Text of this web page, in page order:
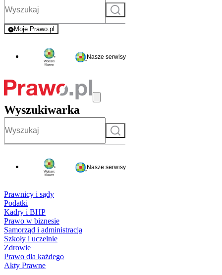
Szukaj
Moje Prawo.pl
- rejestracja i logowanie do serwisu
Nasze serwisy
Wyszukiwarka
Szukaj
Nasze serwisy
Prawnicy i sądy
Podatki
Kadry i BHP
Prawo w biznesie
Samorząd i administracja
Szkoły i uczelnie
Zdrowie
Prawo dla każdego
Akty Prawne